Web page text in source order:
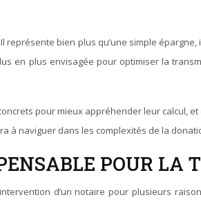
en plus envisagée pour optimiser la
pour mieux appréhender leur calcul,
à naviguer dans les complexités de la
POUR LA
d’un notaire pour plusieurs